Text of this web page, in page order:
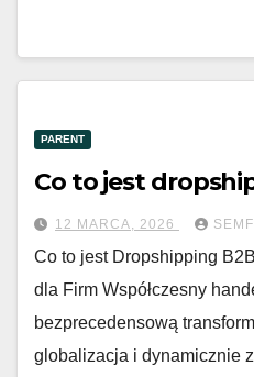
PARENT
Co to jest
12 MARCA, 2026
Co to jest Dropshipping
dla Firm Współczesny
bezprecedensową
globalizacja i dynamicznie